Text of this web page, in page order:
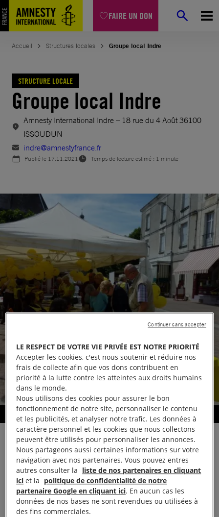
FAIRE UN DON
Aller
au
contenu
Accueil Structures locales Groupe local Indre
STRUCTURE LOCALE
Groupe local Indre
Amnesty International Indre – 18 rue du 4 Août 36100
ISSOUDUN
indre@amnestyfrance.fr
Publié le 17.11.2021 Temps de lecture estimé : 1 minute
Stand pour les 50 ans d'Amnesty International
LA VIE DU GROUPE
Présentation
LE RESPECT DE VOTRE VIE PRIVÉE EST NOTRE PRIORITÉ
Accepter les cookies, c'est nous soutenir et réduire nos
frais de collecte afin que vos dons contribuent en
priorité à la lutte contre les atteintes aux droits humains
dans le monde.
Nous utilisons des cookies pour assurer le bon
fonctionnement de notre site, personnaliser le contenu
et les publicités, et analyser notre trafic. Les données à
caractère personnel et les cookies que nous collectons
peuvent être utilisés pour personnaliser les annonces.
Nous partageons aussi certaines informations sur votre
navigation avec nos partenaires. Vous pouvez entres
autres consulter la liste de nos partenaires en cliquant
ici et la politique de confidentialité de notre
partenaire Google en cliquant ici. En aucun cas les
données de nos bases ne sont revendues ou utilisées à
des fins commerciales.
Continuer sans accepter